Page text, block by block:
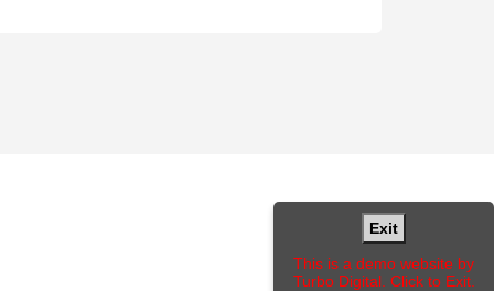
Exit
This is a demo website by
Turbo Digital. Click to Exit.